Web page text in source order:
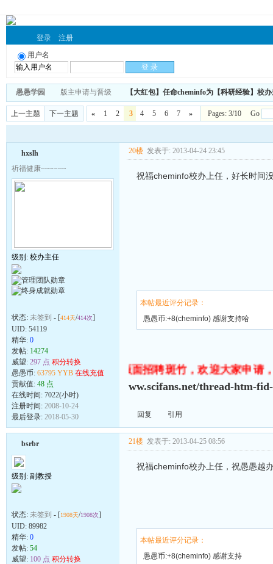
登录 注册
用户名
愚愚学园 版主申请与晋级 【大红包】任命cheminfo为【科研经验】校
上一主题 下一主题 « 1 2 3 4 5 6 7 » Pages: 3/10 Go
hxslh
祈福健康~~~~~~
级别: 校办主任
状态: 未签到 - [414天/414次]
UID: 54119
精华: 0
发帖: 14274
威望: 297 点 积分转换
愚愚币: 63795 YYB 在线充值
贡献值: 48 点
在线时间: 7022(小时)
注册时间: 2008-10-24
最后登录: 2018-05-30
20楼 发表于: 2013-04-24 23:45
祝福cheminfo校办上任，好长时间
本帖最近评分记录：
愚愚币:+8(cheminfo) 感谢支持哈
赏别人的善良！ 各个版面招聘斑竹，欢迎大家申请，
ww.scifans.net/thread-htm-
回复 引用
bsrbr
级别: 副教授
状态: 未签到 - [1908天/1908次]
UID: 89982
精华: 0
发帖: 54
威望: 100 点 积分转换
21楼 发表于: 2013-04-25 08:56
祝福cheminfo校办上任，祝愚愚越
本帖最近评分记录：
愚愚币:+8(cheminfo) 感谢支持